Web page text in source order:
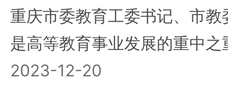
重庆市委教育工委书记、市
是高等教育事业发展的重中之
2023-12-20